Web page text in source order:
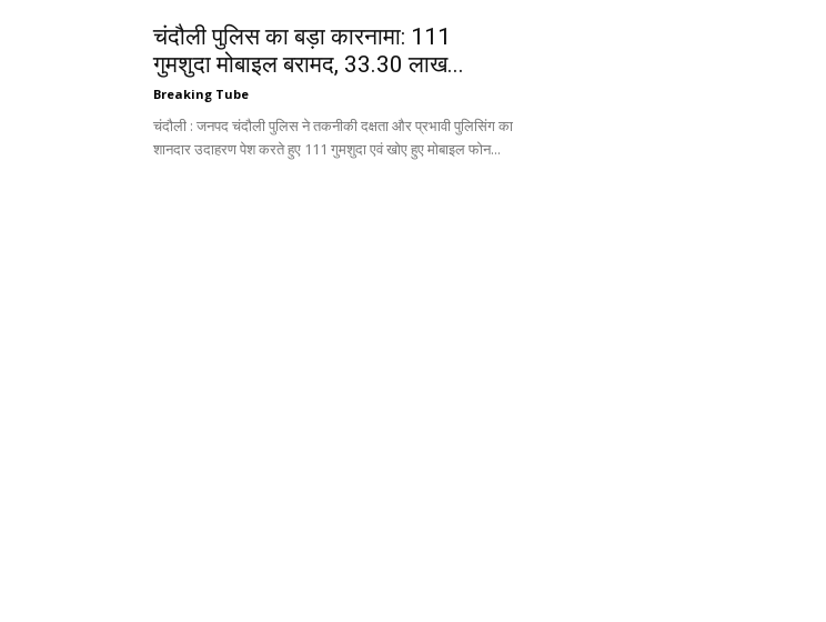
चंदौली पुलिस का बड़ा कारनामा: 111
गुमशुदा मोबाइल बरामद, 33.30 लाख...
Breaking Tube
चंदौली : जनपद चंदौली पुलिस ने तकनीकी दक्षता और प्रभावी पुलिसिंग का
शानदार उदाहरण पेश करते हुए 111 गुमशुदा एवं खोए हुए मोबाइल फोन...